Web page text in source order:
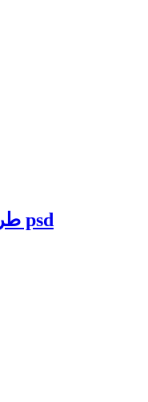
طرح آماده اعلامیه ترحیم پدر psd